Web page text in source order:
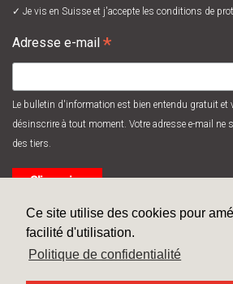
Ce site utilise des cookies pour
facilité d'utilisation.
Politique de confidentialité
✓ Je vis en Suisse et j'accepte les conditions de
Adresse e-mail *
Le bulletin d'information est bien entendu gratuit et
désinscrire à tout moment. Votre adresse e-mail ne
des tiers.